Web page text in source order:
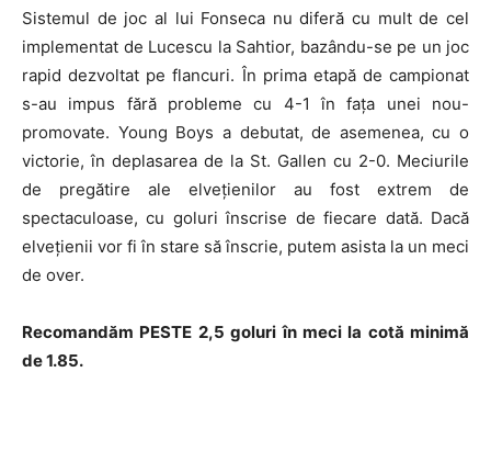
Sistemul de joc al lui Fonseca nu diferă cu mult de cel
implementat de Lucescu la Sahtior, bazându-se pe un joc
rapid dezvoltat pe flancuri. În prima etapă de campionat
s-au impus fără probleme cu 4-1 în fața unei nou-
promovate. Young Boys a debutat, de asemenea, cu o
victorie, în deplasarea de la St. Gallen cu 2-0. Meciurile
de pregătire ale elvețienilor au fost extrem de
spectaculoase, cu goluri înscrise de fiecare dată. Dacă
elvețienii vor fi în stare să înscrie, putem asista la un meci
de over.
Recomandăm PESTE 2,5 goluri în meci la cotă minimă
de 1.85.